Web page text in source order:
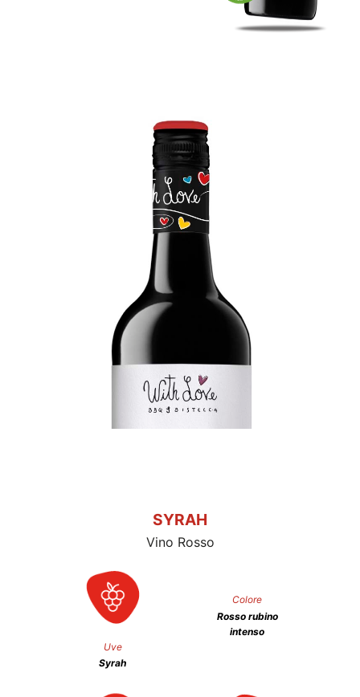
SYRAH
Vino Rosso
Uve
Syrah
Colore
Rosso rubino
intenso